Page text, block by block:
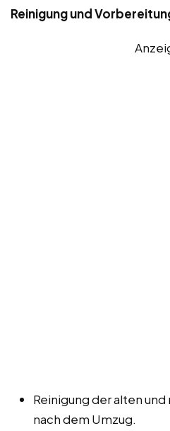
Reinigung und
Reinigung der alten
nach dem Umzug.